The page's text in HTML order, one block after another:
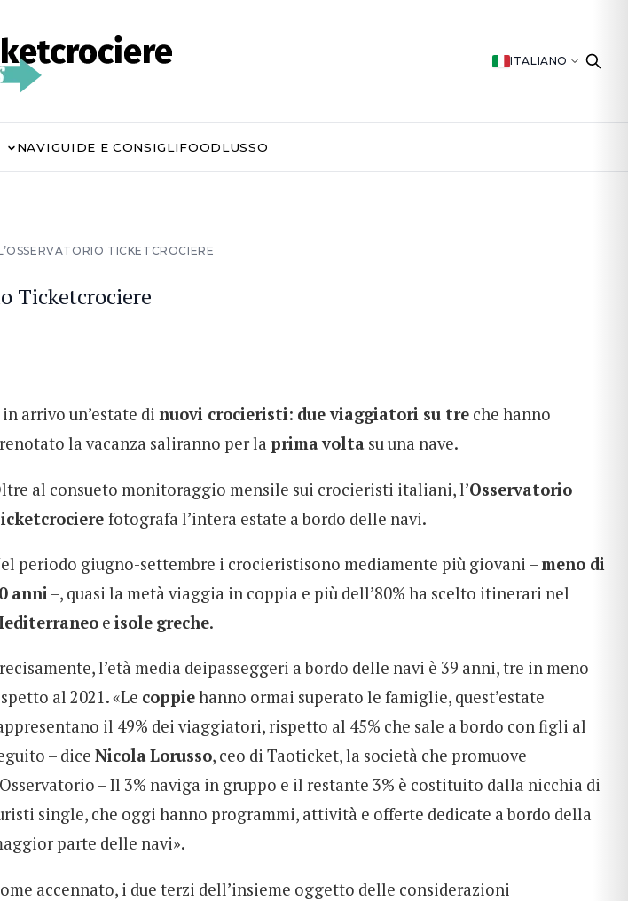
ITALIANO
NAVIGUIDE E CONSIGLIFOODLUSSO
TICKETCROCIERE
Ticketcrociere
in arrivo un’estate di nuovi crocieristi: due viaggiatori su tre che hanno
la vacanza saliranno per la primavolta su una nave.
al consueto monitoraggio mensile sui crocieristi italiani, l’Osservatorio
fotografa l’intera estate a bordo delle navi.
periodo giugno-settembre i crocieristisono mediamente più giovani –meno di
anni–, quasi la metà viaggia in coppia e più dell’80% ha scelto itinerari nel
e isole greche.
l’età media deipasseggeri a bordo delle navi è 39 anni, tre in meno
al 2021. «Le coppiehanno ormai superato le famiglie, quest’estate
il 49% dei viaggiatori, rispetto al 45% che sale a bordo con figli al
– dice NicolaLorusso, ceo di Taoticket, la società che promuove
– Il 3% naviga in gruppo e il restante 3% è costituito dalla nicchia di
single, che oggi hanno programmi, attività e offerte dedicate a bordo della
parte delle navi».
accennato, i due terzi dell’insieme oggetto delle considerazioni